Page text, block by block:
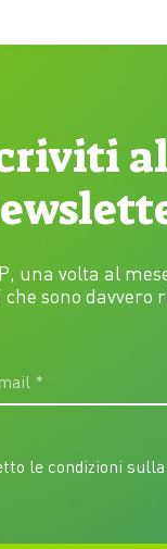
una volta al
sono davvero
le condizioni sulla